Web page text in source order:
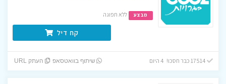
מבצע ללא תפוגה
קח דיל
17514 כבר חסכו! 4 היום שיתוף בוואטסאפ העתק URL